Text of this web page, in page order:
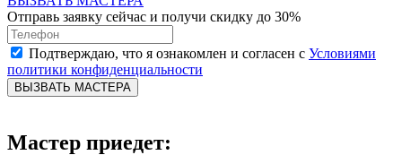
Отправь заявку сейчас и получи скидку до 30%
Подтверждаю, что я ознакомлен и согласен с Условиями
политики конфиденциальности
ВЫЗВАТЬ МАСТЕРА
Мастер приедет: